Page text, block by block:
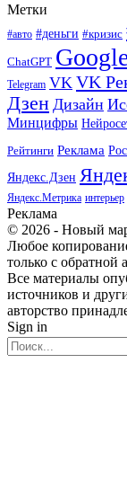
Метки
#авто #деньги #кризис
ChatGPT
Telegram VK VK
Дзен Дизайн
Минцифры
Рейтинги Реклама
Яндекс.Дзен
Яндекс.Метрика интерьер
Реклама
© 2026 - Новый
Любое
только с обратной
Все материалы
источников и
авторство
Sign in